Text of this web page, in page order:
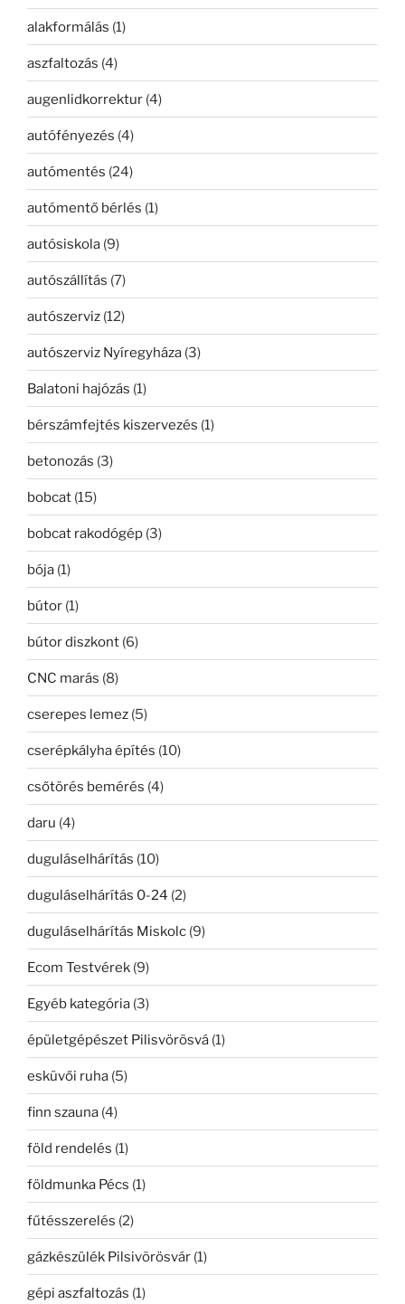
alakformálás (1)
aszfaltozás (4)
augenlidkorrektur (4)
autófényezés (4)
autómentés (24)
autómentő bérlés (1)
autósiskola (9)
autószállítás (7)
autószerviz (12)
autószerviz Nyíregyháza (3)
Balatoni hajózás (1)
bérszámfejtés kiszervezés (1)
betonozás (3)
bobcat (15)
bobcat rakodógép (3)
bója (1)
bútor (1)
bútor diszkont (6)
CNC marás (8)
cserepes lemez (5)
cserépkályha építés (10)
csőtörés bemérés (4)
daru (4)
duguláselhárítás (10)
duguláselhárítás 0-24 (2)
duguláselhárítás Miskolc (9)
Ecom Testvérek (9)
Egyéb kategória (3)
épületgépészet Pilisvörösvá (1)
esküvői ruha (5)
finn szauna (4)
föld rendelés (1)
földmunka Pécs (1)
fűtésszerelés (2)
gázkészülék Pilsivörösvár (1)
gépi aszfaltozás (1)